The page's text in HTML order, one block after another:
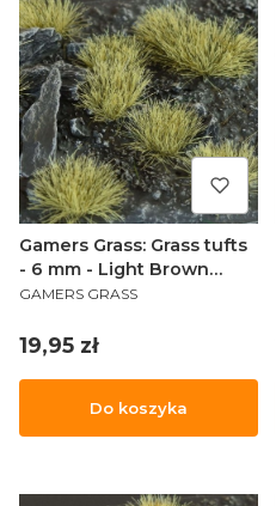
Gamers Grass: Grass tufts
- 6 mm - Light Brown
(Wild)
PRODUCENT
GAMERS GRASS
Cena
19,95 zł
Do koszyka